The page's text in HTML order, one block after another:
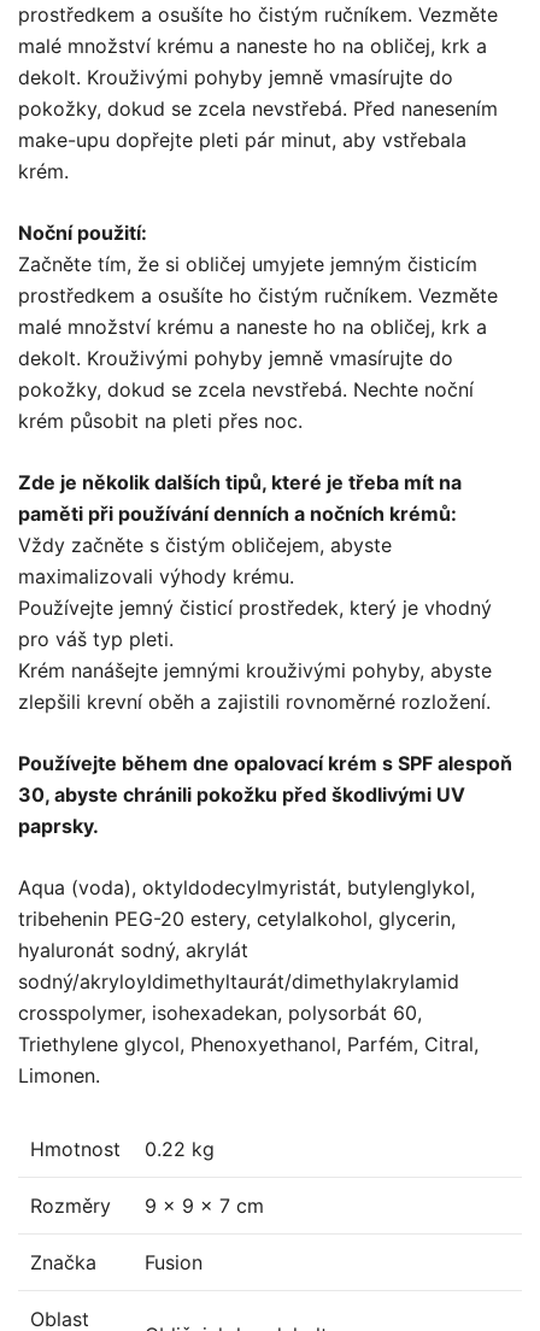
prostředkem a osušíte ho čistým ručníkem. Vezměte
malé množství krému a naneste ho na obličej, krk a
dekolt. Krouživými pohyby jemně vmasírujte do
pokožky, dokud se zcela nevstřebá. Před nanesením
make-upu dopřejte pleti pár minut, aby vstřebala
krém.
Noční použití:
Začněte tím, že si obličej umyjete jemným čisticím
prostředkem a osušíte ho čistým ručníkem. Vezměte
malé množství krému a naneste ho na obličej, krk a
dekolt. Krouživými pohyby jemně vmasírujte do
pokožky, dokud se zcela nevstřebá. Nechte noční
krém působit na pleti přes noc.
Zde je několik dalších tipů, které je třeba mít na
paměti při používání denních a nočních krémů:
Vždy začněte s čistým obličejem, abyste
maximalizovali výhody krému.
Používejte jemný čisticí prostředek, který je vhodný
pro váš typ pleti.
Krém nanášejte jemnými krouživými pohyby, abyste
zlepšili krevní oběh a zajistili rovnoměrné rozložení.
Používejte během dne opalovací krém s SPF alespoň
30, abyste chránili pokožku před škodlivými UV
paprsky.
Aqua (voda), oktyldodecylmyristát, butylenglykol,
tribehenin PEG-20 estery, cetylalkohol, glycerin,
hyaluronát sodný, akrylát
sodný/akryloyldimethyltaurát/dimethylakrylamid
crosspolymer, isohexadekan, polysorbát 60,
Triethylene glycol, Phenoxyethanol, Parfém, Citral,
Limonen.
Hmotnost 0.22 kg
Rozměry 9 × 9 × 7 cm
Značka Fusion
Oblast